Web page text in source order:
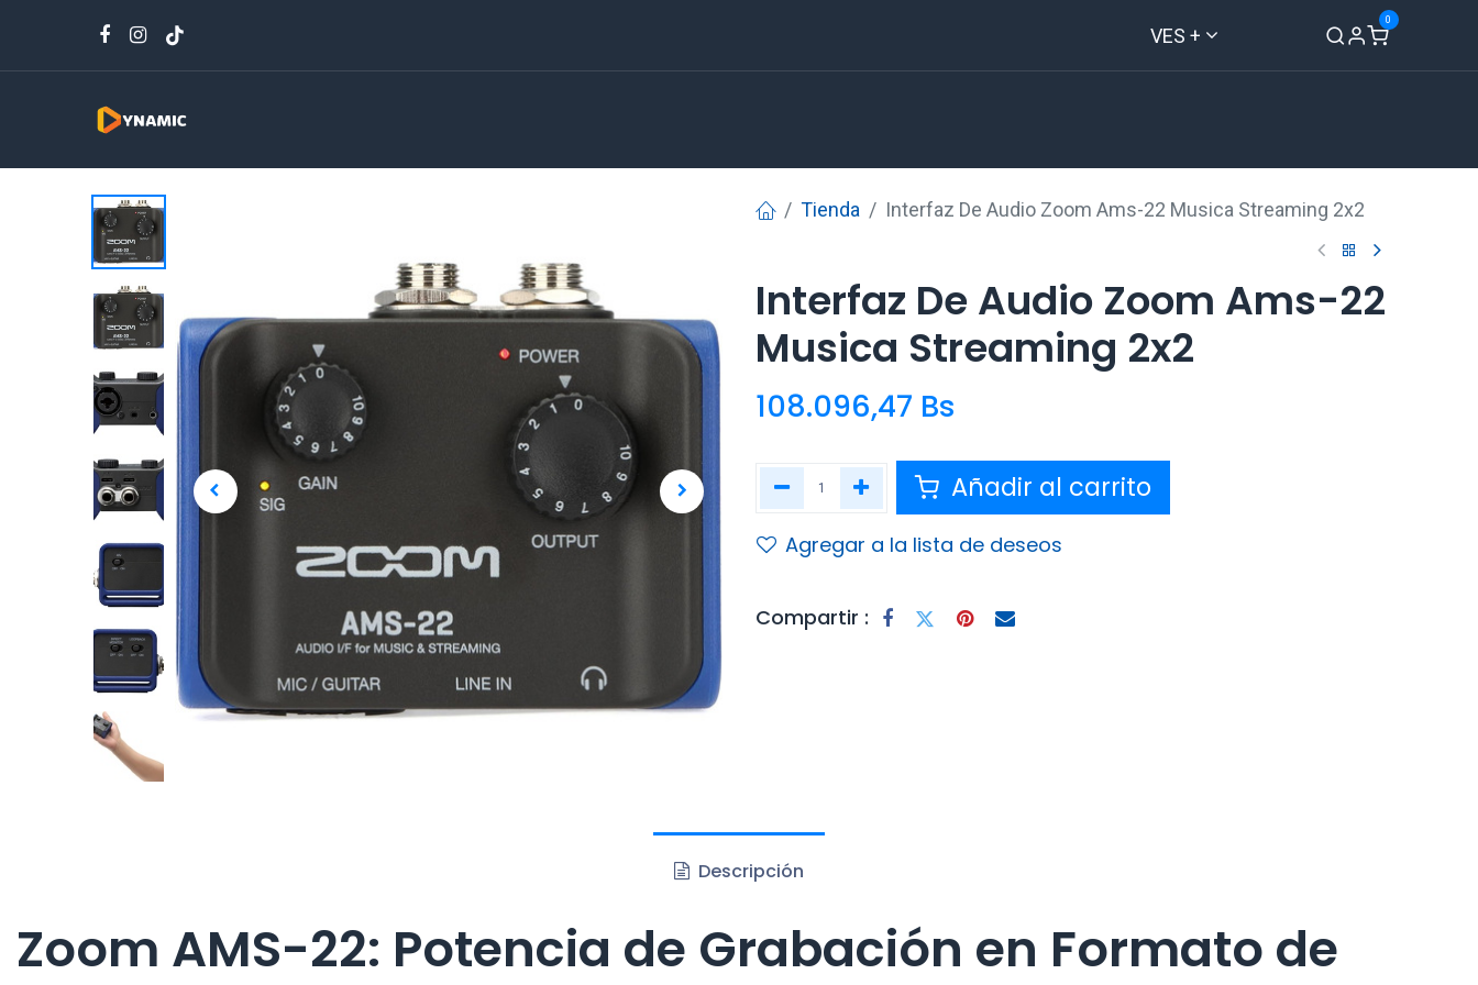
VES +
0
Tienda Interfaz De Audio Zoom Ams-22 Musica Streaming 2x2
Interfaz De Audio Zoom Ams-22
Musica Streaming 2x2
108.096,47 Bs
Añadir al carrito
Agregar a la lista de deseos
Compartir :
Descripción
Zoom AMS-22: Potencia de Grabación en Formato de